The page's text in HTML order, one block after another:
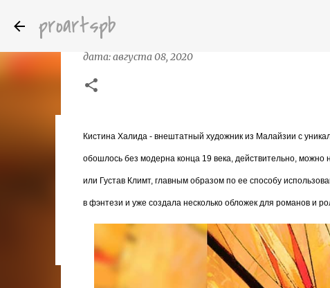
proartspb
Бумажные скульптуры канадского
дата:октября 14, 2022
8
дата:августа 08, 2020
Кистина Халида - внештатный художник из Малайзии с
обошлось без модерна конца 19 века, действительно, можно
или Густав Климт, главным образом по ее способу
в фэнтези и уже создала несколько обложек для романов и